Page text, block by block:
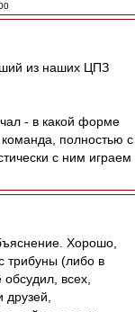
из наших ЦПЗ
- в какой форме
полностью с
с ним играем
Хорошо,
трибуны (либо в
всех,